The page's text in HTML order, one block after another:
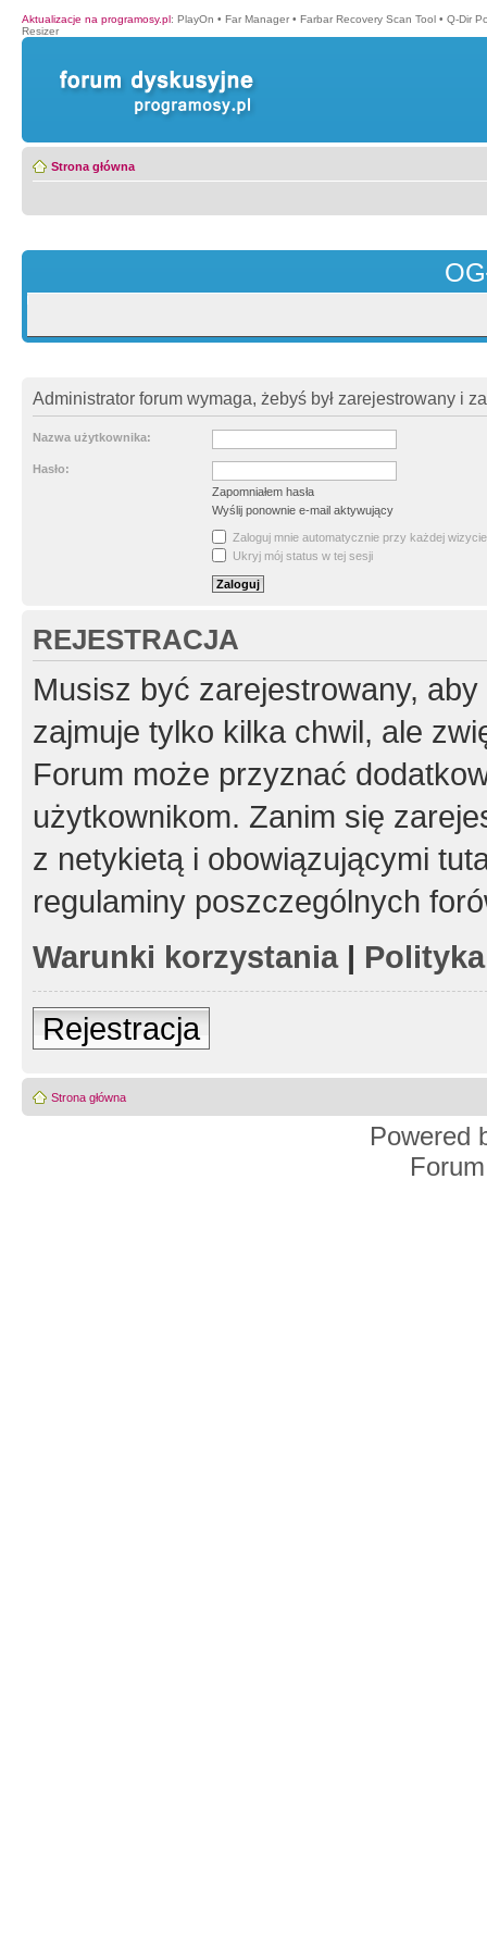
Aktualizacje na programosy.pl: PlayOn • Far Manager • Farbar Recovery Scan Tool • Q-Dir
Resizer
Strona główna
Administrator forum wymaga, żebyś był zarejestrowany i
Nazwa użytkownika:
Hasło:
Zapomniałem hasła
Wyślij ponownie e-mail aktywujący
Zaloguj mnie automatycznie przy każdej wizycie
Ukryj mój status w tej sesji
REJESTRACJA
Musisz być zarejestrowany,
zajmuje tylko kilka chwil, ale
Forum może przyznać
użytkownikom. Zanim się
z netykietą i obowiązującymi
regulaminy poszczególnych
Warunki korzystania|
Rejestracja
Strona główna
Powered